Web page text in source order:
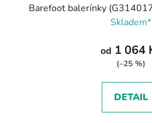
Barefoot balerínky
Skladem*
od 1 064
(–25 %)
DETAIL